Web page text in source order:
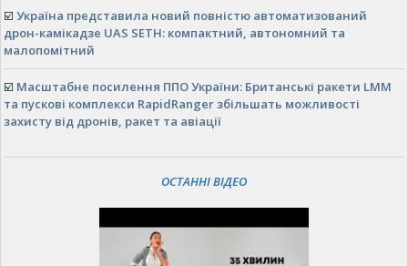
☑️ Україна представила новий повністю автоматизований
дрон-камікадзе UAS SETH: компактний, автономний та
малопомітний
☑️ Масштабне посилення ППО України: Британські ракети LMM
та пускові комплекси RapidRanger збільшать можливості
захисту від дронів, ракет та авіації
ОСТАННІ ВІДЕО